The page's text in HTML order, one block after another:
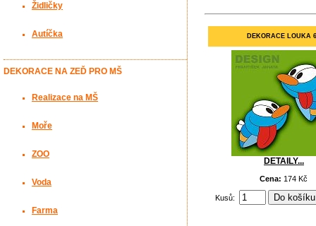
DEKORACE LOUKA
DETAILY...
Cena: 174 Kč
Kusů:
Židličky
Autíčka
DEKORACE NA ZEĎ PRO MŠ
Realizace na MŠ
Moře
ZOO
Voda
Farma